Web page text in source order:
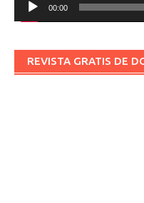
00:00
REVISTA GRATIS DE